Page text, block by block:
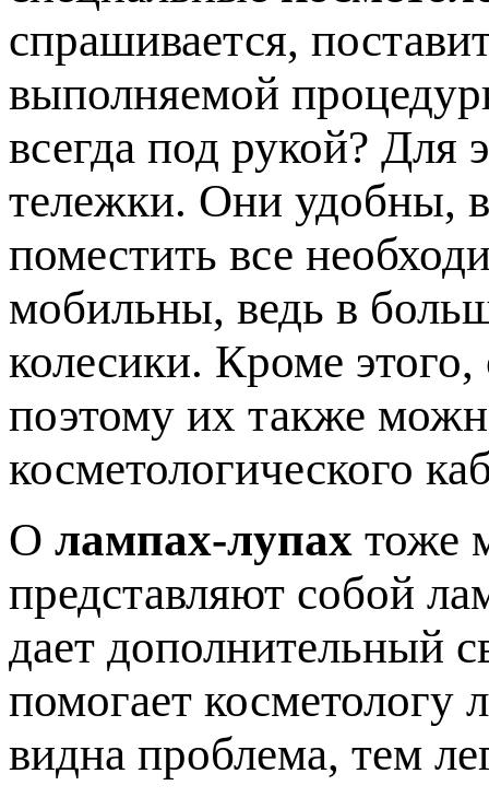
спрашивается,
выполняемой
всегда под рукой? Для
тележки. Они удобны,
поместить все
мобильны, ведь в
колесики. Кроме
поэтому их также
косметологического
О лампах-лупах тоже
представляют собой
дает дополнительный
помогает косметологу
видна проблема, тем